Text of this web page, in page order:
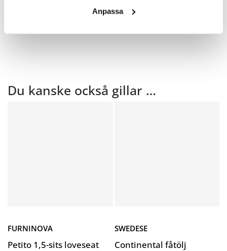
Anpassa
Se allt från Burhéns
Du kanske också gillar …
FURNINOVA
Petito 1,5-sits loveseat
SWEDESE
Continental fåtölj